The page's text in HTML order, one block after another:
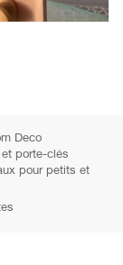
Deco
et porte-clés
pour petits et